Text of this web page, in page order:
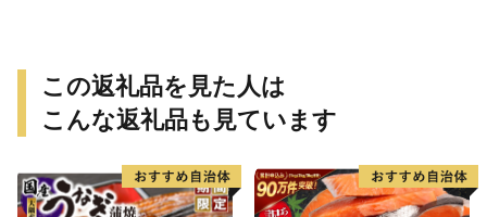
この返礼品を見た人は
こんな返礼品も見ています